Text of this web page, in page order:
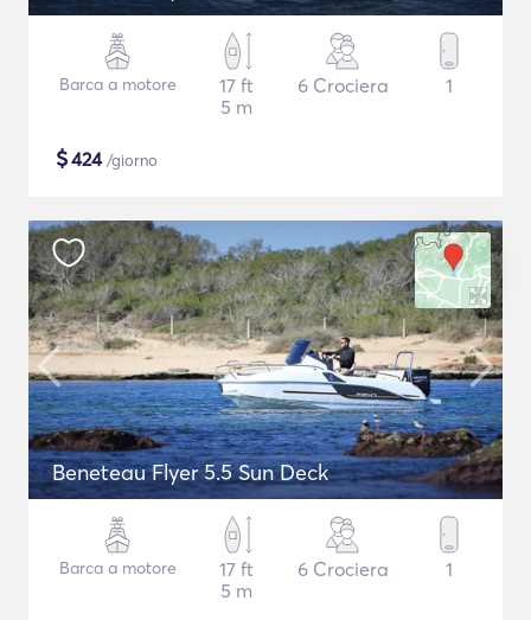
Barca a motore
17 ft
5 m
6 Crociera 1
$424/giorno
Beneteau Flyer 5.5 Sun Deck
Barca a motore
17 ft
5 m
6 Crociera 1